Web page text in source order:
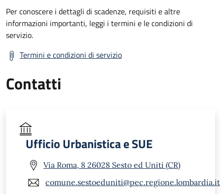
Per conoscere i dettagli di scadenze, requisiti e altre
informazioni importanti, leggi i termini e le condizioni di
servizio.
Termini e condizioni di servizio
Contatti
Ufficio Urbanistica e SUE
Via Roma, 8 26028 Sesto ed Uniti (CR)
comune.sestoeduniti@pec.regione.lombardia.it